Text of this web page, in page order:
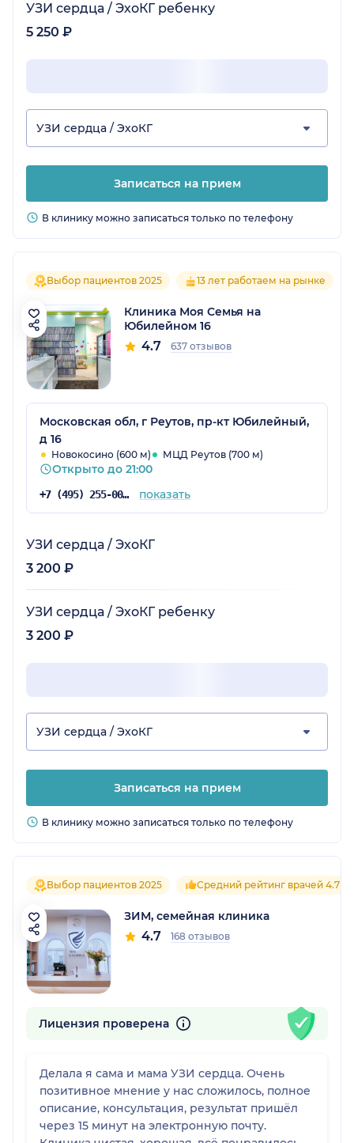
УЗИ сердца / ЭхоКГ ребенку
5 250 ₽
УЗИ сердца / ЭхоКГ
Записаться на прием
В клинику можно записаться только по телефону
Выбор пациентов 2025 13 лет работаем на рынке
Клиника Моя Семья на
Юбилейном 16
4.7 637 отзывов
Московская обл, г Реутов, пр-кт Юбилейный,
д 16
Новокосино (600 м) МЦД Реутов (700 м)
Открыто до 21:00
+7 (495) 255-00-57 показать
УЗИ сердца / ЭхоКГ
3 200 ₽
УЗИ сердца / ЭхоКГ ребенку
3 200 ₽
УЗИ сердца / ЭхоКГ
Записаться на прием
В клинику можно записаться только по телефону
Выбор пациентов 2025 Средний рейтинг врачей 4.7
ЗИМ, семейная клиника
4.7 168 отзывов
Лицензия проверена
Делала я сама и мама УЗИ сердца. Очень
позитивное мнение у нас сложилось, полное
описание, консультация, результат пришёл
через 15 минут на электронную почту.